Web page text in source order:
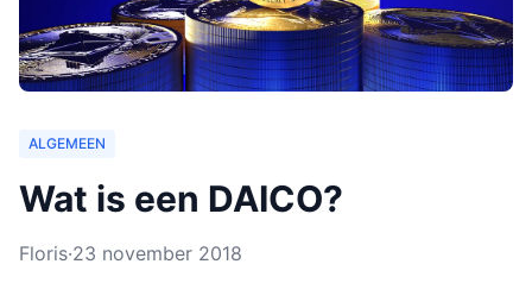
ALGEMEEN
Wat is een DAICO?
Floris·23 november 2018